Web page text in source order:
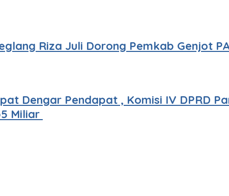
Riza Juli Dorong Pemkab Genjot
Dengar Pendapat , Komisi IV DPRD
Miliar